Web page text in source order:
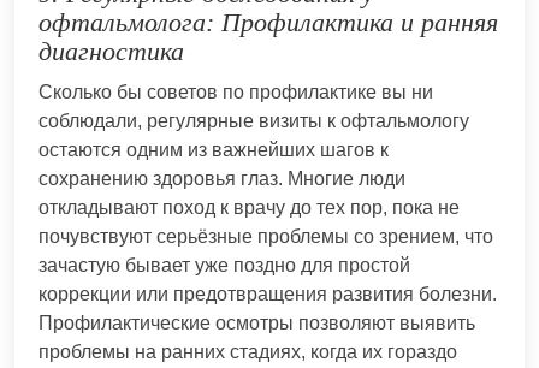
офтальмолога: Профилактика и ранняя
диагностика
Сколько бы советов по профилактике вы ни
соблюдали, регулярные визиты к офтальмологу
остаются одним из важнейших шагов к
сохранению здоровья глаз. Многие люди
откладывают поход к врачу до тех пор, пока не
почувствуют серьёзные проблемы со зрением, что
зачастую бывает уже поздно для простой
коррекции или предотвращения развития болезни.
Профилактические осмотры позволяют выявить
проблемы на ранних стадиях, когда их гораздо